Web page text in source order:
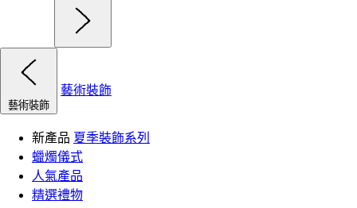
藝術裝飾
藝術裝飾
新產品 夏季裝飾系列
蠟燭儀式
人氣產品
精選禮物